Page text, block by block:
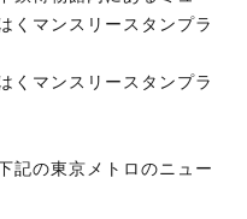
くマンスリースタンプラ
くマンスリースタンプラ
記の東京メトロのニュー